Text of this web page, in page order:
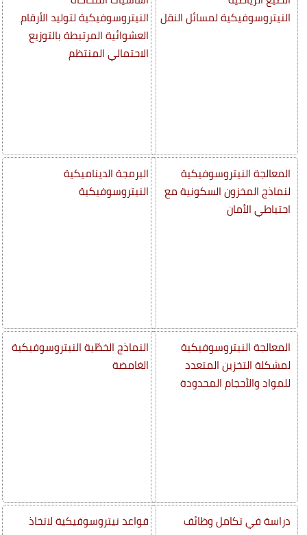
النيتروسوفيكية لمسائل النقل
المعالجة النيتروسوفيكية
لنماذج المخزون السكونية مع
احتياطي الأمان
المعالجة النيتروسوفيكية
لمشكلة التخزين المتعدد
للمواد والأحجام المحدودة
دراسة في تكامل وظائف
النيتروسوفيكية لتوليد الأرقام
العشوائية المرتبطة بالتوزيع
الاحتمالي المنتظم
البرمجة الديناميكية
النيتروسوفيكية
النماذج الخطّية النيتروسوفيكية
الغامضة
قواعد نيتروسوفيكية لاتخاذ